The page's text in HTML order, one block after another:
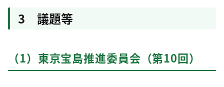
3 議題等
（1）東京宝島推進委員会（第10回）